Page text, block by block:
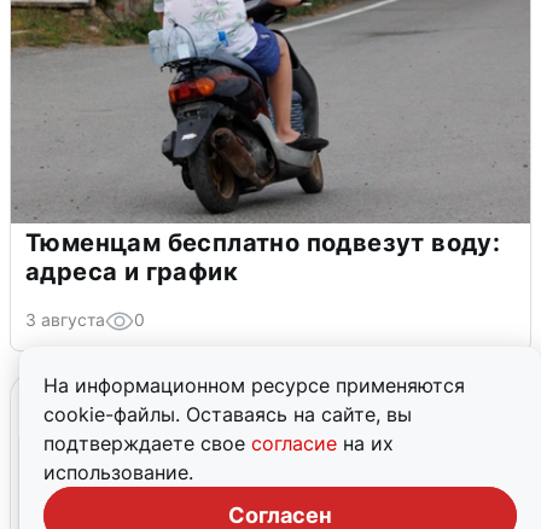
На информационном ресурсе применяются
cookie-файлы. Оставаясь на сайте, вы
подтверждаете свое согласие на их
использование.
Согласен
Тюменцам бесплатно подвезут воду:
адреса и график
3 августа 0